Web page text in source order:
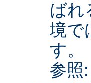
ばれ
境で
す。
参照: